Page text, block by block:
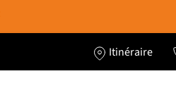
Itinéraire